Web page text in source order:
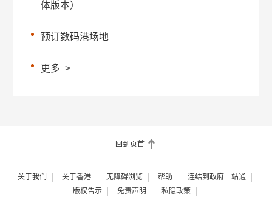
体版本）
预订数码港场地
更多 >
回到页首
关于我们 关于香港 无障碍浏览 帮助
连结到政府一站通
版权告示
免责声明 私隐政策